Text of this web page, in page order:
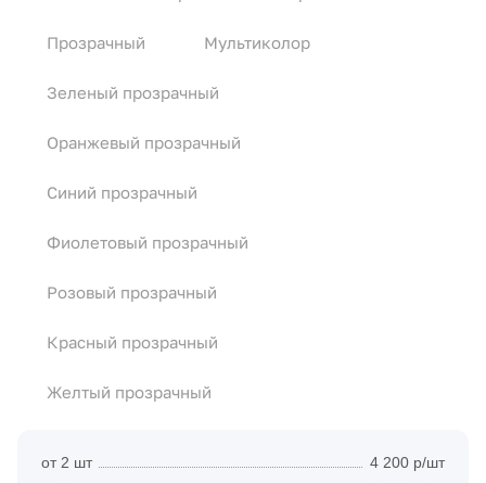
Прозрачный Мультиколор
Зеленый прозрачный
Оранжевый прозрачный
Синий прозрачный
Фиолетовый прозрачный
Розовый прозрачный
Красный прозрачный
Желтый прозрачный
от 2 шт
4 200 р/шт